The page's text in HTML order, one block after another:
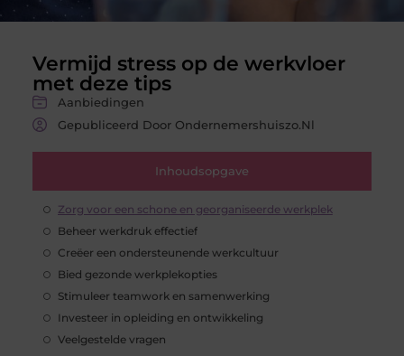
Vermijd stress op de werkvloer
met deze tips
Aanbiedingen
Gepubliceerd Door Ondernemershuiszo.nl
Inhoudsopgave
Zorg voor een schone en georganiseerde werkplek
Beheer werkdruk effectief
Creëer een ondersteunende werkcultuur
Bied gezonde werkplekopties
Stimuleer teamwork en samenwerking
Investeer in opleiding en ontwikkeling
Veelgestelde vragen